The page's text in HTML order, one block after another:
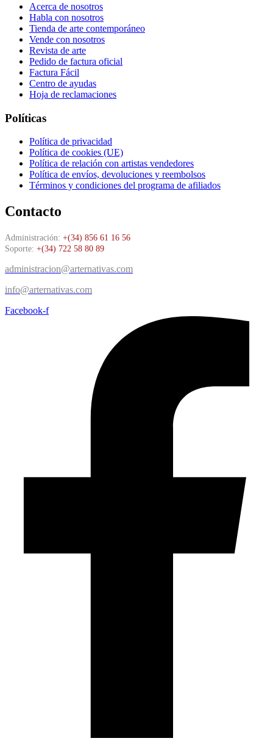
Acerca de nosotros
Habla con nosotros
Tienda de arte contemporáneo
Vende con nosotros
Revista de arte
Pedido de factura oficial
Factura Fácil
Centro de ayudas
Hoja de reclamaciones
Políticas
Política de privacidad
Política de cookies (UE)
Política de relación con artistas vendedores
Política de envíos, devoluciones y reembolsos
Términos y condiciones del programa de afiliados
Contacto
Administración: +(34) 856 61 16 56
Soporte: +(34) 722 58 80 89
administracion@arternativas.com
info@arternativas.com
Facebook-f